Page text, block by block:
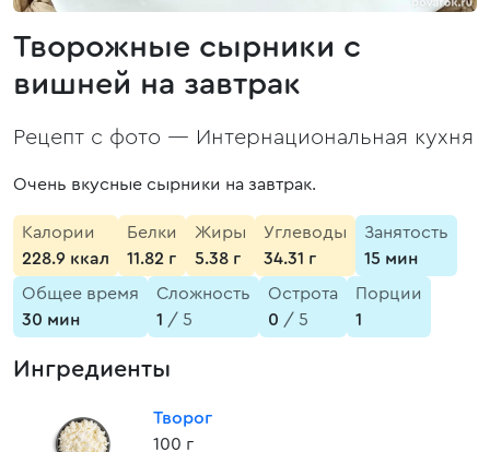
Творожные сырники с
вишней на завтрак
Рецепт с фото — Интернациональная кухня
Очень вкусные сырники на завтрак.
Калории
228.9 ккал
Белки
11.82 г
Жиры
5.38 г
Углеводы
34.31 г
Занятость
15 мин
Общее время
30 мин
Сложность
1 / 5
Острота
0 / 5
Порции
1
Ингредиенты
Творог
100 г